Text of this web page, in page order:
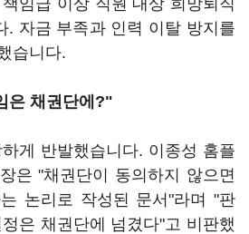
임급 이상 직원 대상 희망퇴직
. 자금 부족과 인력 이탈 방지를
습니다.
은 채권단에?"
게 반발했습니다. 이종성 홈플
은 "채권단이 동의하지 않으면
논리로 작성된 문서"라며 "판
은 채권단에 넘겼다"고 비판했